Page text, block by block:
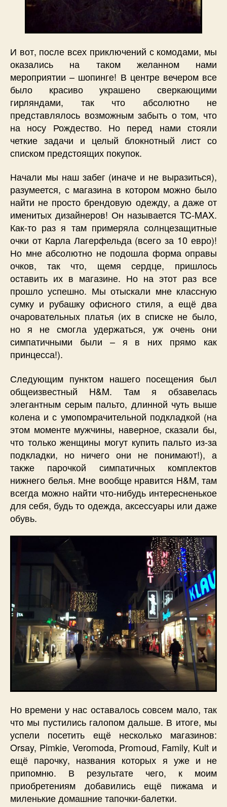
И вот, после всех приключений с комодами, мы
оказались на таком желанном нами
мероприятии – шопинге! В центре вечером все
было красиво украшено сверкающими
гирляндами, так что абсолютно не
представлялось возможным забыть о том, что
на носу Рождество. Но перед нами стояли
четкие задачи и целый блокнотный лист со
списком предстоящих покупок.
Начали мы наш забег (иначе и не выразиться),
разумеется, с магазина в котором можно было
найти не просто брендовую одежду, а даже от
именитых дизайнеров! Он называется TC-MAX.
Как-то раз я там примеряла солнцезащитные
очки от Карла Лагерфельда (всего за 10 евро)!
Но мне абсолютно не подошла форма оправы
очков, так что, щемя сердце, пришлось
оставить их в магазине. Но на этот раз все
прошло успешно. Мы отыскали мне классную
сумку и рубашку офисного стиля, а ещё два
очаровательных платья (их в списке не было,
но я не смогла удержаться, уж очень они
симпатичными были – я в них прямо как
принцесса!).
Следующим пунктом нашего посещения был
общеизвестный H&M. Там я обзавелась
элегантным серым пальто, длинной чуть выше
колена и с умопомрачительной подкладкой (на
этом моменте мужчины, наверное, сказали бы,
что только женщины могут купить пальто из-за
подкладки, но ничего они не понимают!), а
также парочкой симпатичных комплектов
нижнего белья. Мне вообще нравится H&M, там
всегда можно найти что-нибудь интересненькое
для себя, будь то одежда, аксессуары или даже
обувь.
Но времени у нас оставалось совсем мало, так
что мы пустились галопом дальше. В итоге, мы
успели посетить ещё несколько магазинов:
Orsay, Pimkie, Veromoda, Promoud, Family, Kult и
ещё парочку, названия которых я уже и не
припомню. В результате чего, к моим
приобретениям добавились ещё пижама и
миленькие домашние тапочки-балетки.